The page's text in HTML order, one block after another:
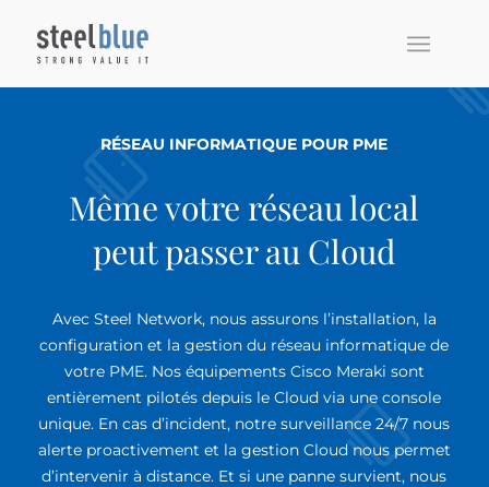
RÉSEAU INFORMATIQUE POUR PME
Même votre réseau local
peut passer au Cloud
Avec Steel Network, nous assurons l’installation, la
configuration et la gestion du réseau informatique de
votre PME. Nos équipements Cisco Meraki sont
entièrement pilotés depuis le Cloud via une console
unique. En cas d’incident, notre surveillance 24/7 nous
alerte proactivement et la gestion Cloud nous permet
d’intervenir à distance. Et si une panne survient, nous